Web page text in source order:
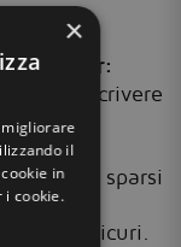
per:
senza scrivere
Excel sparsi
e sicuri.
×
il
in
i cookie.